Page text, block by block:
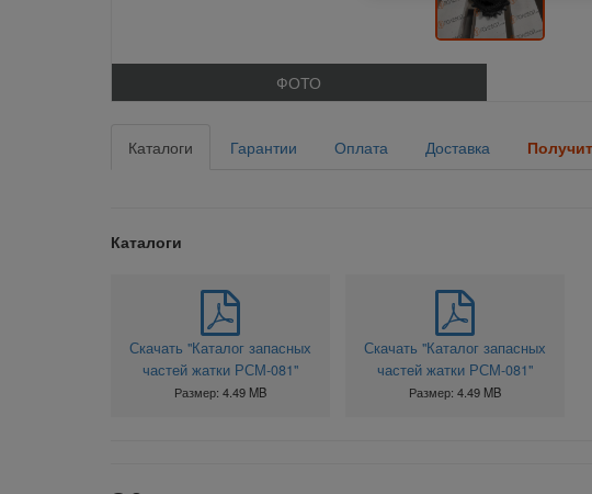
ФОТО
Каталоги Гарантии Оплата Доставка
Каталоги
Скачать "Каталог запасных
частей жатки РСМ-081"
Размер: 4.49 MB
Скачать "Каталог запасных
частей жатки РСМ-081"
Размер: 4.49 MB